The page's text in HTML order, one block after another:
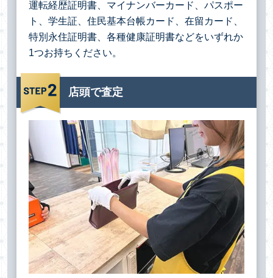
運転経歴証明書、マイナンバーカード、パスポー
ト、学生証、住民基本台帳カード、在留カード、
特別永住証明書、各種健康証明書などをいずれか
1つお持ちください。
店頭で査定